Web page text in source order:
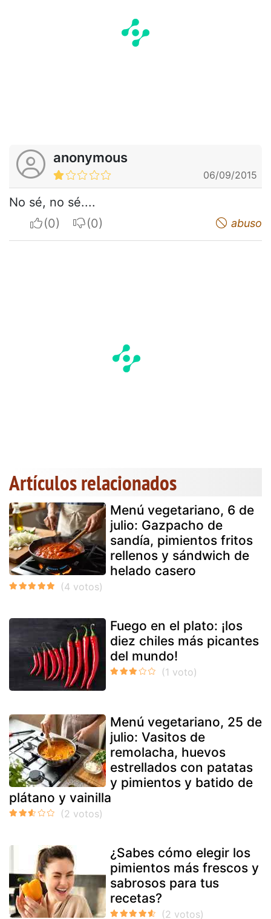
anonymous
06/09/2015
No sé, no sé....
I apreciateI do not appreciate abuso
Artículos relacionados
Menú vegetariano, 6 de
julio: Gazpacho de
sandía, pimientos fritos
rellenos y sándwich de
helado casero
Fuego en el plato: ¡los
diez chiles más picantes
del mundo!
Menú vegetariano, 25 de
julio: Vasitos de
remolacha, huevos
estrellados con patatas
y pimientos y batido de
plátano y vainilla
¿Sabes cómo elegir los
pimientos más frescos y
sabrosos para tus
recetas?